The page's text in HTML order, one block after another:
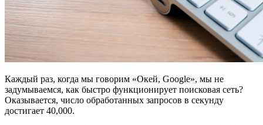
Каждый раз, когда мы говорим «Oкей, Google», мы не
задумываемся, как быстро функционирует поисковая сеть?
Оказывается, число обработанных запросов в секунду
достигает 40,000.